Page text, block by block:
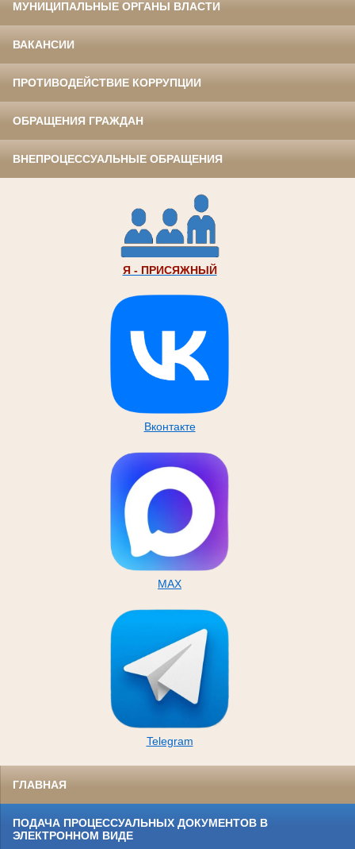
МУНИЦИПАЛЬНЫЕ ОРГАНЫ ВЛАСТИ
ВАКАНСИИ
ПРОТИВОДЕЙСТВИЕ КОРРУПЦИИ
ОБРАЩЕНИЯ ГРАЖДАН
ВНЕПРОЦЕССУАЛЬНЫЕ ОБРАЩЕНИЯ
Я - ПРИСЯЖНЫЙ
Вконтакте
MAX
Telegram
ГЛАВНАЯ
ПОДАЧА ПРОЦЕССУАЛЬНЫХ ДОКУМЕНТОВ В
ЭЛЕКТРОННОМ ВИДЕ